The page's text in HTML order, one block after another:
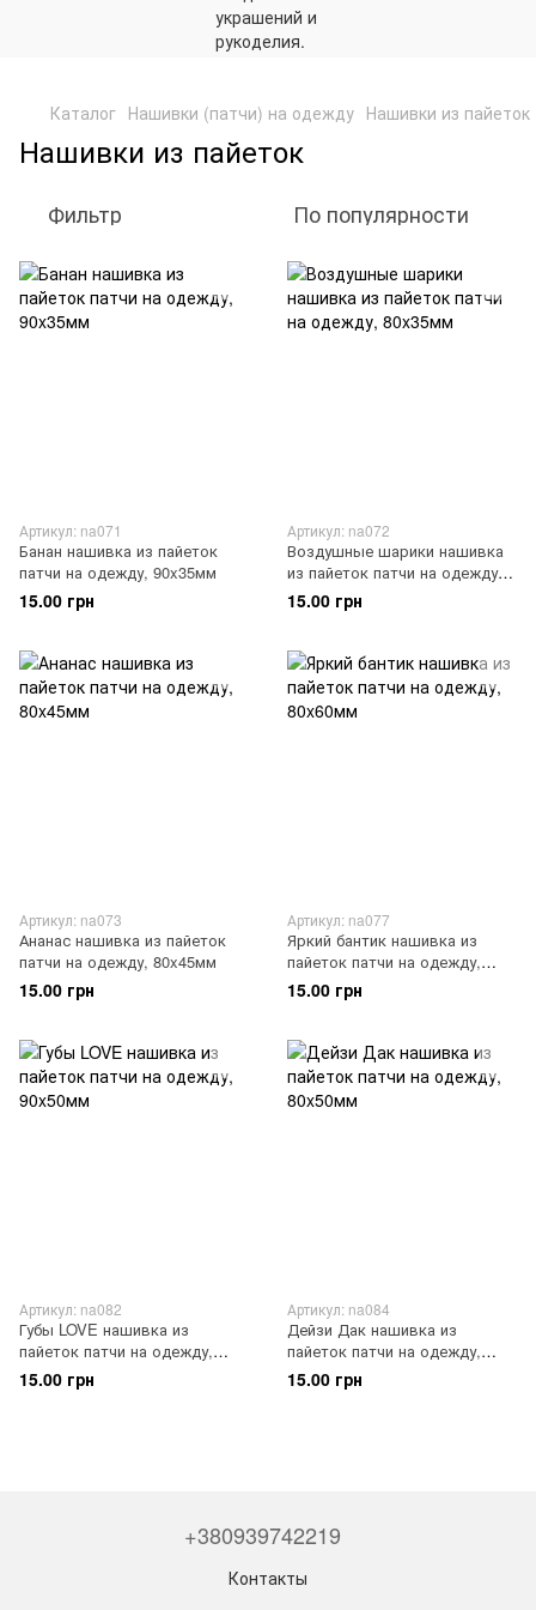
Каталог Нашивки (патчи) на одежду Нашивки из пайеток
Нашивки из пайеток
Фильтр По популярности
Артикул: na071
Банан нашивка из пайеток
патчи на одежду, 90x35мм
15.00 грн
Артикул: na072
Воздушные шарики нашивка
из пайеток патчи на одежду,
80x35мм
15.00 грн
Артикул: na073
Ананас нашивка из пайеток
патчи на одежду, 80x45мм
15.00 грн
Артикул: na077
Яркий бантик нашивка из
пайеток патчи на одежду,
80x60мм
15.00 грн
Артикул: na082
Губы LOVE нашивка из
пайеток патчи на одежду,
90x50мм
15.00 грн
Артикул: na084
Дейзи Дак нашивка из
пайеток патчи на одежду,
80x50мм
15.00 грн
+380939742219
Контакты